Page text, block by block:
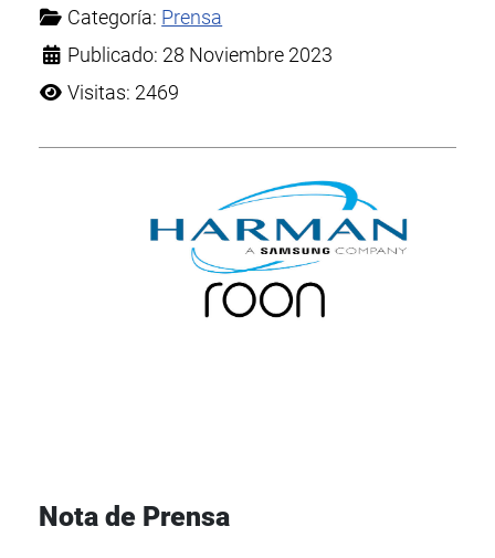
Categoría: Prensa
Publicado: 28 Noviembre 2023
Visitas: 2469
Nota de Prensa